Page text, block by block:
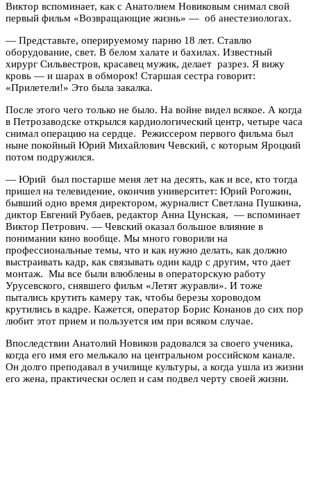
Виктор вспоминает, как с Анатолием Новиковым снимал свой
первый фильм «Возвращающие жизнь» — об анестезиологах.
— Представьте, оперируемому парню 18 лет. Ставлю
оборудование, свет. В белом халате и бахилах. Известный
хирург Сильвестров, красавец мужик, делает разрез. Я вижу
кровь — и шарах в обморок! Старшая сестра говорит:
«Прилетели!» Это была закалка.
После этого чего только не было. На войне видел всякое. А когда
в Петрозаводске открылся кардиологический центр, четыре часа
снимал операцию на сердце. Режиссером первого фильма был
ныне покойный Юрий Михайлович Чевский, с которым Яроцкий
потом подружился.
— Юрий был постарше меня лет на десять, как и все, кто тогда
пришел на телевидение, окончив университет: Юрий Рогожин,
бывший одно время директором, журналист Светлана Пушкина,
диктор Евгений Рубаев, редактор Анна Цунская, — вспоминает
Виктор Петрович. — Чевский оказал большое влияние в
понимании кино вообще. Мы много говорили на
профессиональные темы, что и как нужно делать, как должно
выстраивать кадр, как связывать один кадр с другим, что дает
монтаж. Мы все были влюблены в операторскую работу
Урусевского, снявшего фильм «Летят журавли». И тоже
пытались крутить камеру так, чтобы березы хороводом
крутились в кадре. Кажется, оператор Борис Конанов до сих пор
любит этот прием и пользуется им при всяком случае.
Впоследствии Анатолий Новиков радовался за своего ученика,
когда его имя его мелькало на центральном российском канале.
Он долго преподавал в училище культуры, а когда ушла из жизни
его жена, практически ослеп и сам подвел черту своей жизни.